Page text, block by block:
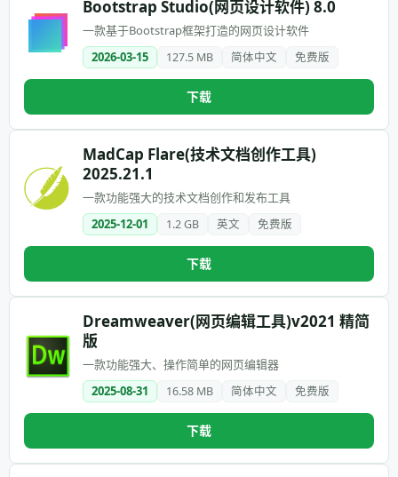
Bootstrap Studio(网页设计软件) 8.0
一款基于Bootstrap框架打造的网页设计软件
2026-03-15
127.5 MB 简体中文 免费版
下载
MadCap Flare(技术文档创作工具)
2025.21.1
一款功能强大的技术文档创作和发布工具
2025-12-01
1.2 GB 英文 免费版
下载
Dreamweaver(网页编辑工具)v2021 精简
版
一款功能强大、操作简单的网页编辑器
2025-08-31
16.58 MB 简体中文 免费版
下载